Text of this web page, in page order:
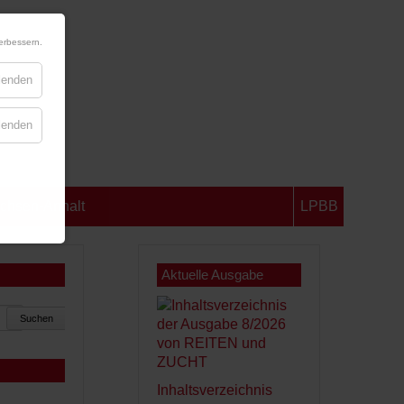
Anhalt LPBB
Suchen
Aktuelle Ausgabe
Inhaltsverzeichnis